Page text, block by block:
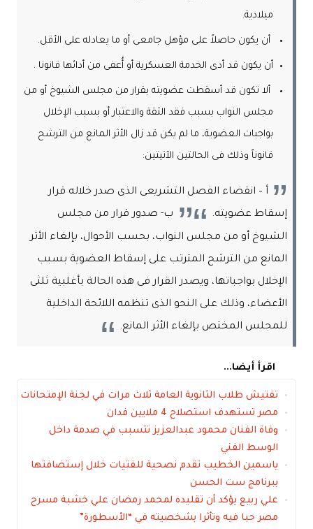
ميلادية.
أن يكون حاصلاً على مؤهل جامعى أو ما يعادله على الأقل.
أن يكون قد أدى الخدمة العسكرية أو أُعفى من أدائها قانونا .
ألا تكون قد أسقطت عضويته بقرار من مجلس الشيوخ أو من
مجلس النواب بسبب فقد الثقة والاعتبار أو بسبب الإخلال
بواجبات العضوية، ما لم يكن قد زال الأثر المانع من الترشح
قانوناً وذلك فى الحالتين الآتيتين:
أ – انقضاء الفصل التشريعى الذى صدر خلاله قرار
إسقاط عضويته.
ب- صدور قرار من مجلس
الشيوخ أو من مجلس النواب، بحسب الأحوال، بإلغاء الأثر
المانع من الترشح المترتب على إسقاط العضوية بسبب
الإخلال بواجباتها، ويصدر القرار فى هذه الحالة بأغلبية ثلثى
الأعضاء، وذلك على النحو الذى تنظمه اللائحة الداخلية
للمجلس المختص بإلغاء الأثر المانع.
اقرأ أيضا...
تفتيش طلاب الثانوية العامة ثلاث مرات في لجنة الإمتحانات
مصر تستهدف استصلاح 4 ملايين فدان
وفاة الفنان محمود عبدالعزيز تتسبب في صدمة داخل
الوسط الفني
ياسمين الخطيب تقدم نصحية للفتيات خلال إستضافتها
ببرنامج ست الحسن
علي ربيع يؤكد أن تقليده لمحمد رمضان علي خشبة مسرح
مصر حبا فيه وتأثرا بشخصيته في “الأسطورة”